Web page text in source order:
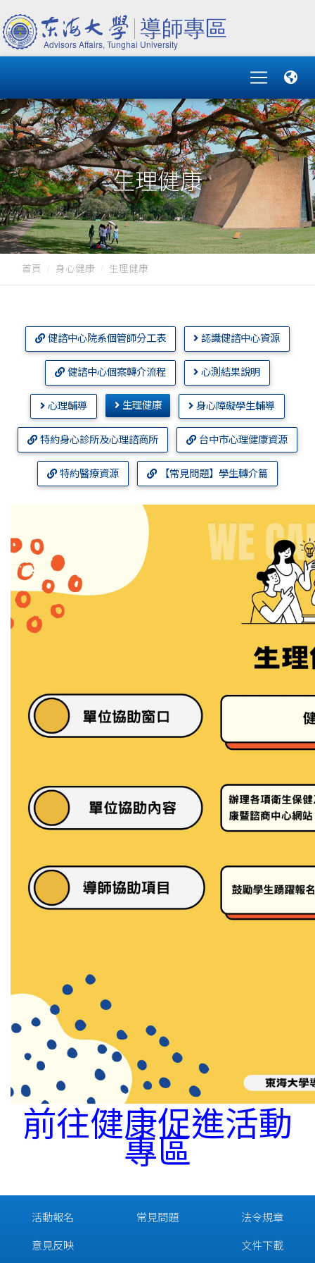
生理健康
首頁 身心健康 生理健康
健諮中心院系個管師分工表 認識健諮中心資源
健諮中心個案轉介流程 心測結果說明
心理輔導 生理健康 身心障礙學生輔導
特約身心診所及心理諮商所 台中市心理健康資源
特約醫療資源 【常見問題】學生轉介篇
前往健康促進活動
專區
活動報名
意見反映
常見問題 法令規章
文件下載